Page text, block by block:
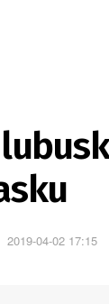
2019-04-02 17:15